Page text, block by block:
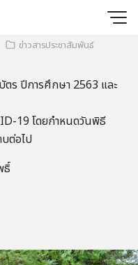
ข่าวสารประชาสัมพันธ์
ร ปีการศึกษา 2563 และ
19 โดยกำหนดวันพิธี
ต่อไป
ธิ์